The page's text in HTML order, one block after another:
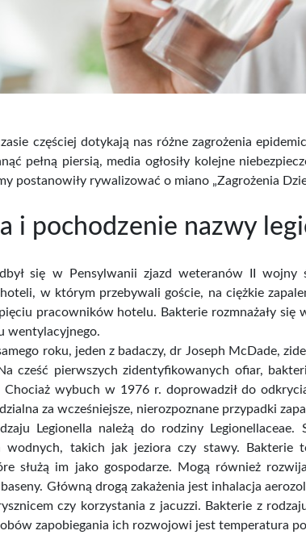
zł Cena brutto Cena
79,00 zł
częściej dotykają nas różne zagrożenia
pełną piersią, media ogłosiły kolejne
postanowiły rywalizować o miano „Zagrożenia
i pochodzenie nazwy
się w Pensylwanii zjazd weteranów II wojny
w którym przebywali goście, na ciężkie
pracowników hotelu. Bakterie rozmnażały
wentylacyjnego.
roku, jeden z badaczy, dr Joseph McDade,
cześć pierwszych zidentyfikowanych ofiar,
Chociaż wybuch w 1976 r. doprowadził do
za wcześniejsze, nierozpoznane przypadki
Legionella należą do rodziny
wodnych, takich jak jeziora czy stawy. Bakterie
służą im jako gospodarze. Mogą również
Główną drogą zakażenia jest inhalacja
czy korzystania z jacuzzi. Bakterie z
zapobiegania ich rozwojowi jest temperatura